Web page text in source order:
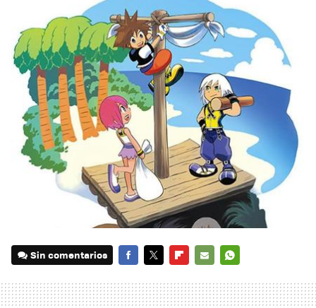
Sin comentarios
MAIL